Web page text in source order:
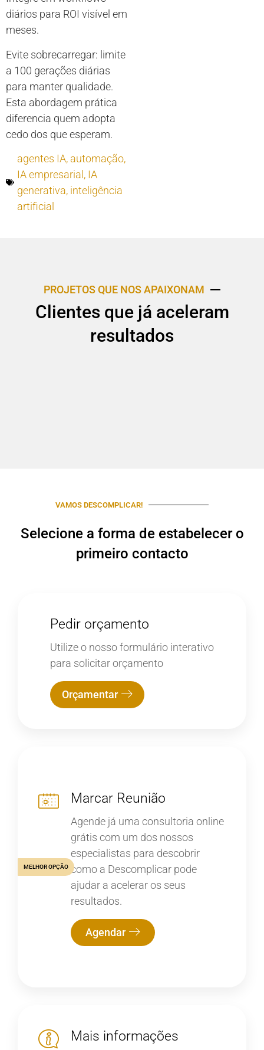
diários para ROI visível em
meses.
Evite sobrecarregar: limite
a 100 gerações diárias
para manter qualidade.
Esta abordagem prática
diferencia quem adopta
cedo dos que esperam.
agentes IA, automação,
IA empresarial , IA
generativa, inteligência
artificial
PROJETOS QUE NOS APAIXONAM
Clientes que já aceleram
resultados
VAMOS DESCOMPLICAR!
Selecione a forma de estabelecer o
primeiro contacto
Pedir orçamento
Utilize o nosso formulário interativo
para solicitar orçamento
Orçamentar
Marcar Reunião
Agende já uma consultoria online
grátis com um dos nossos
especialistas para descobrir
como a Descomplicar pode
ajudar a acelerar os seus
resultados.
Agendar
MELHOR OPÇÃO
Mais informações